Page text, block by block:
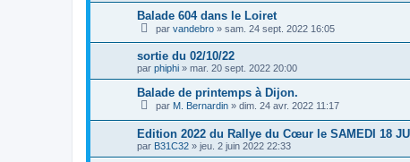
Balade 604 dans le Loiret
par vandebro » sam. 24 sept. 2022 16:05
sortie du 02/10/22
par phiphi » mar. 20 sept. 2022 20:00
Balade de printemps à Dijon.
par M. Bernardin » dim. 24 avr. 2022 11:17
Edition 2022 du Rallye du Cœur le SAMEDI 18
par B31C32 » jeu. 2 juin 2022 22:33